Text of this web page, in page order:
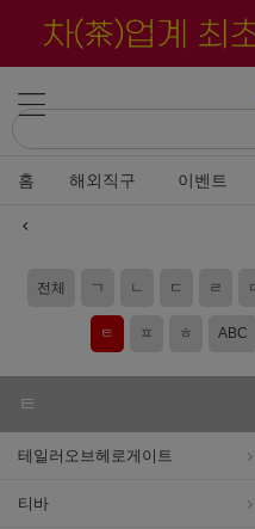
홈 해외직구 이벤트
전체 ㄱ ㄴ ㄷ ㄹ
ㅌ ㅍ ㅎ ABC
ㅌ
테일러오브헤로게이트
티바